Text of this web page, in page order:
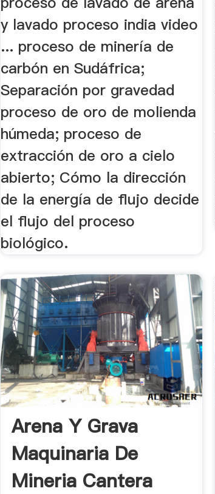
y lavado proceso india video
... proceso de minería de
carbón en Sudáfrica;
Separación por gravedad
proceso de oro de molienda
húmeda; proceso de
extracción de oro a cielo
abierto; Cómo la dirección
de la energía de flujo decide
el flujo del proceso
biológico.
Arena Y Grava
Maquinaria De
Mineria Cantera